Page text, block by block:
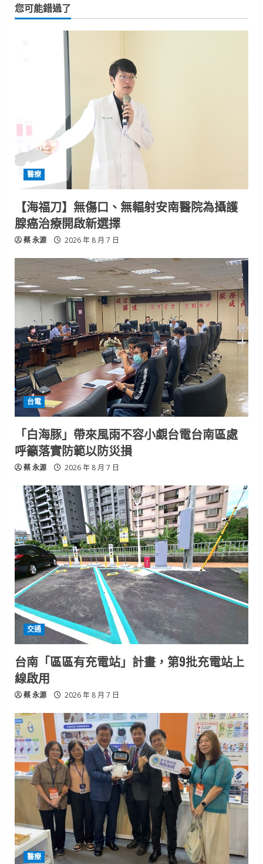
您可能錯過了
醫療
【海福刀】無傷口、無輻射安南醫院為攝護
腺癌治療開啟新選擇
蔡 永源 2026 年 8 月 7 日
台電
「白海豚」帶來風雨不容小覷台電台南區處
呼籲落實防範以防災損
蔡 永源 2026 年 8 月 7 日
交通
台南「區區有充電站」計畫，第9批充電站上
線啟用
蔡 永源 2026 年 8 月 7 日
醫療